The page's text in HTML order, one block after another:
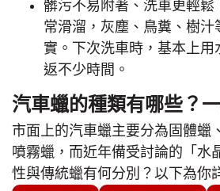
髒污不易附著、洗車更輕
常滑溜，灰塵、鳥糞、樹汁
實。下次洗車時，基本上
返不少時間。
汽車蠟的種類有哪些？
市面上的汽車蠟主要分為固體蠟
噴霧蠟，而近年備受討論的「水
性與傳統蠟有何分別？以下為你